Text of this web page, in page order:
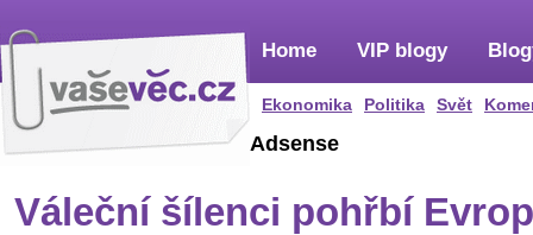
Home
Ekonomika Politika Svět
VIP blogy
Adsense
Váleční šílenci pohřbí